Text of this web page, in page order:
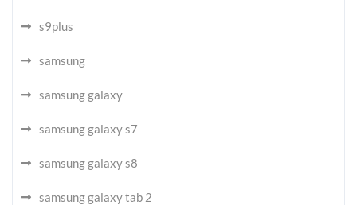
s9plus
samsung
samsung galaxy
samsung galaxy s7
samsung galaxy s8
samsung galaxy tab 2